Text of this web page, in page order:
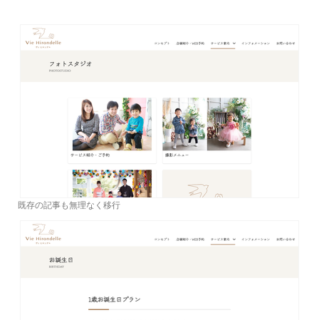
既存の記事も無理なく移行